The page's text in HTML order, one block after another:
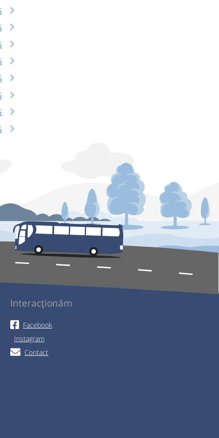
Interacționăm
Facebook
Instagram
Contact